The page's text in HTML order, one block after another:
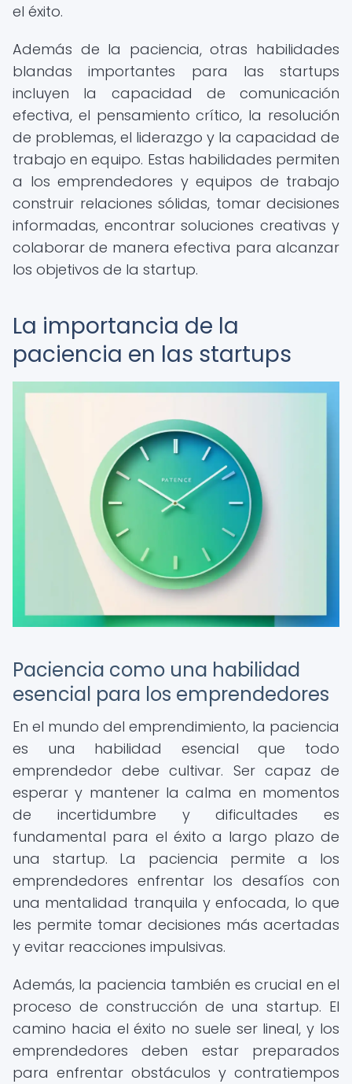
el éxito.
Además de la paciencia, otras habilidades
blandas importantes para las startups
incluyen la capacidad de comunicación
efectiva, el pensamiento crítico, la resolución
de problemas, el liderazgo y la capacidad de
trabajo en equipo. Estas habilidades permiten
a los emprendedores y equipos de trabajo
construir relaciones sólidas, tomar decisiones
informadas, encontrar soluciones creativas y
colaborar de manera efectiva para alcanzar
los objetivos de la startup.
La importancia de la
paciencia en las startups
Paciencia como una habilidad
esencial para los emprendedores
En el mundo del emprendimiento, la paciencia
es una habilidad esencial que todo
emprendedor debe cultivar. Ser capaz de
esperar y mantener la calma en momentos
de incertidumbre y dificultades es
fundamental para el éxito a largo plazo de
una startup. La paciencia permite a los
emprendedores enfrentar los desafíos con
una mentalidad tranquila y enfocada, lo que
les permite tomar decisiones más acertadas
y evitar reacciones impulsivas.
Además, la paciencia también es crucial en el
proceso de construcción de una startup. El
camino hacia el éxito no suele ser lineal, y los
emprendedores deben estar preparados
para enfrentar obstáculos y contratiempos